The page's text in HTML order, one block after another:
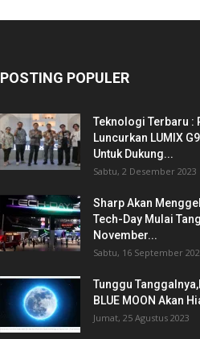
POSTING POPULER
Teknologi Terbaru :
Luncurkan LUMIX G9
Untuk Dukung...
Sabtu, 2 Desember 2023
Sharp Akan
Tech-Day Mulai
November...
Sabtu, 16 September
Tunggu
BLUE MOON Akan
Jumat, 25 Agustus 2023